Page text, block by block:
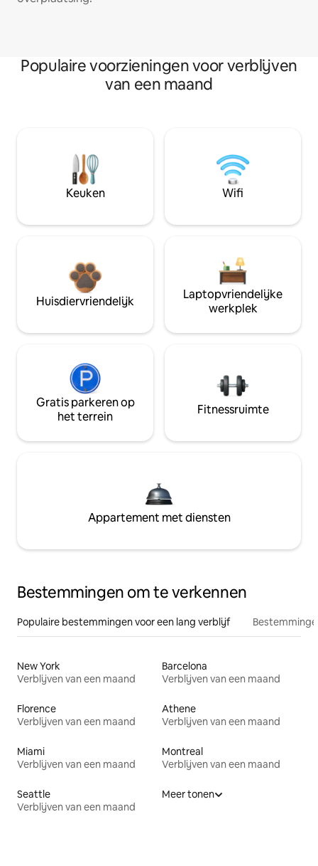
Populaire voorzieningen voor verblijven
van een maand
Keuken Wifi
Huisdiervriendelijk
Laptopvriendelijke
werkplek
Gratis parkeren op
het terrein
Fitnessruimte
Appartement met diensten
Bestemmingen om te verkennen
Populaire bestemmingen voor een lang verblijf
New York
Verblijven van een maand
Barcelona
Verblijven van een maand
Florence
Verblijven van een maand
Athene
Verblijven van een maand
Miami
Verblijven van een maand
Montreal
Verblijven van een maand
Seattle
Verblijven van een maand
Meer tonen